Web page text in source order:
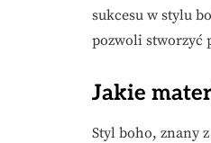
sukcesu w stylu
pozwoli stworzyć
Jakie
Styl boho, znany